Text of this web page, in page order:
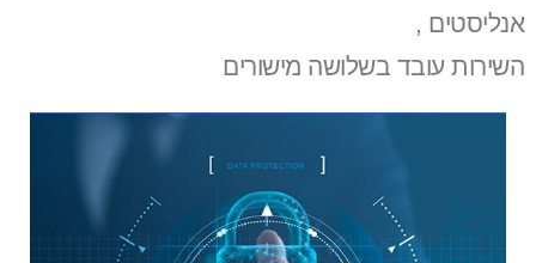
אנליסטים ,
השירות עובד בשלושה מישורים